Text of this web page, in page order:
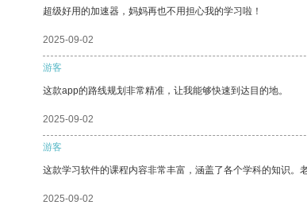
超级好用的加速器，妈妈再也不用担心我的学习啦！
2025-09-02
游客
这款app的路线规划非常精准，让我能够快速到达目的地。
2025-09-02
游客
这款学习软件的课程内容非常丰富，涵盖了各个学科的知识。
2025-09-02